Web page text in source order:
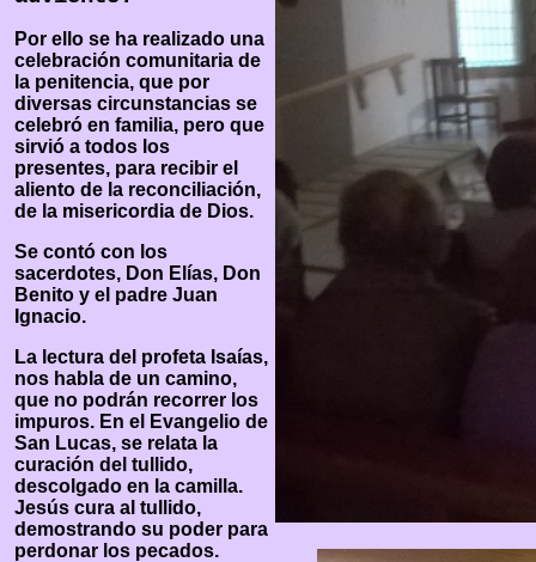
Por ello se ha realizado una
celebración comunitaria de
la penitencia, que por
diversas circunstancias se
celebró en familia, pero que
sirvió a todos los
presentes, para recibir el
aliento de la reconciliación,
de la misericordia de Dios.
Se contó con los
sacerdotes, Don Elías, Don
Benito y el padre Juan
Ignacio.
La lectura del profeta Isaías,
nos habla de un camino,
que no podrán recorrer los
impuros. En el Evangelio de
San Lucas, se relata la
curación del tullido,
descolgado en la camilla.
Jesús cura al tullido,
demostrando su poder para
perdonar los pecados.